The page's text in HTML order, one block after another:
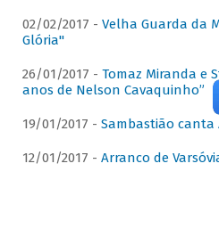
02/02/2017 - Velha Guarda da
Glória"
26/01/2017 - Tomaz Miranda e
anos de Nelson Cavaquinho”
19/01/2017 - Sambastião canta
12/01/2017 - Arranco de